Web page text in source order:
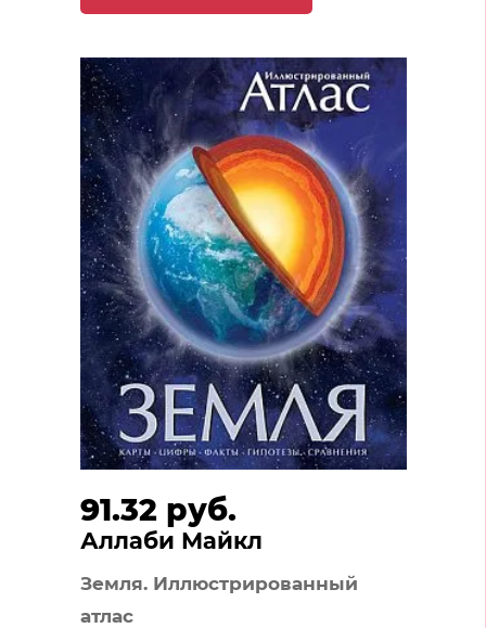
91.32 руб.
Аллаби Майкл
Земля. Иллюстрированный
атлас